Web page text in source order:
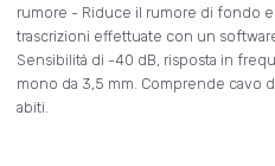
rumore - Riduce il rumore di fondo
trascrizioni effettuate con un
Sensibilità di -40 dB, risposta in
mono da 3,5 mm. Comprende cavo
abiti.